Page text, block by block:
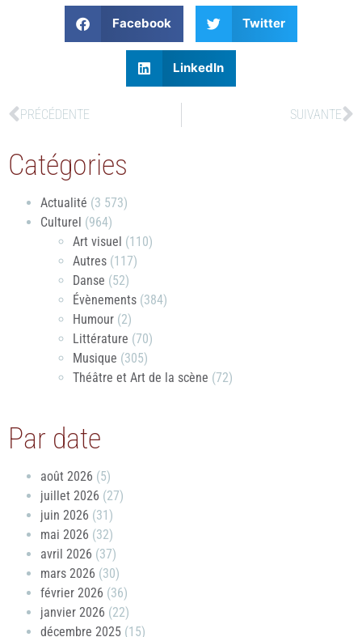
Facebook Twitter
LinkedIn
PRÉCÉDENTE SUIVANTE
Catégories
Actualité (3 573)
Culturel (964)
Art visuel (110)
Autres (117)
Danse (52)
Évènements (384)
Humour (2)
Littérature (70)
Musique (305)
Théâtre et Art de la scène (72)
Par date
août 2026 (5)
juillet 2026 (27)
juin 2026 (31)
mai 2026 (32)
avril 2026 (37)
mars 2026 (30)
février 2026 (36)
janvier 2026 (22)
décembre 2025 (15)